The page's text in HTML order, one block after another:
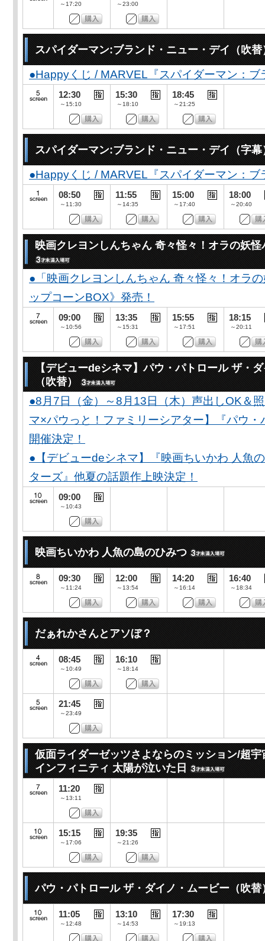
～17:20 ～23:00
スパイダーマン:ブランド・ニュー・デイ（吹替
●Happyくじ / MARVEL『スパイダーマン：
12:30
～15:10
15:30
～18:10
18:45
～21:25
スパイダーマン:ブランド・ニュー・デイ（字幕
●Happyくじ / MARVEL『スパイダーマン：
08:50
～11:30
11:55
～14:35
15:00
～17:40
18:00
～20:40
映画クレヨンしんちゃん 奇々怪々！オラの妖怪
●「映画クレヨンしんちゃん 奇々怪々！オラ
ップコーンBOX》発売！
09:00
～10:56
13:35
～15:31
15:55
～17:51
18:15
～20:11
【デビューdeシネマ】パウ・パトロール ザ・
（吹替）
●8月7日（金）～8月13日（木）声出しOK＆
マ×パウっと！ファミリーシアター】『パウ
開催決定！
●【デビューdeシネマ】『映画ちいかわ 人魚
ターズ』他夏の話題作上映決定！
09:00
～10:43
映画ちいかわ 人魚の島のひみつ
09:30
～11:24
12:00
～13:54
14:20
～16:14
16:40
～18:34
だぁれかさんとアソぼ？
08:45
～10:49
16:10
～18:14
21:45
～23:49
仮面ライダーゼッツさよならのミッション/超
インフィニティ 太陽が泣いた日
11:20
～13:11
15:15
～17:06
19:35
～21:26
パウ・パトロール ザ・ダイノ・ムービー（吹替
11:05
～12:48
13:10
～14:53
17:30
～19:13